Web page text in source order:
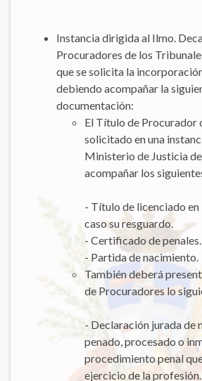
Instancia dirigida al Ilmo.
Procuradores de los
que se solicita la
debiendo acompañar la
documentación:
El Título de Procurador
solicitado en una
Ministerio de Justicia
acompañar los
- Título de licenciado en
caso su resguardo.
- Certificado de penales.
- Partida de nacimiento.
También deberá
de Procuradores lo
- Declaración jurada de
penado, procesado o
procedimiento penal
ejercicio de la profesión.